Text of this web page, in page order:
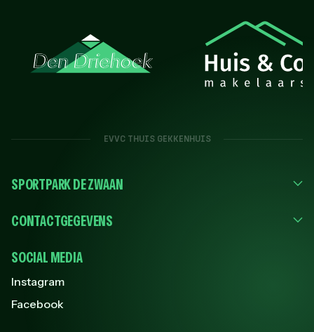
EVVC THUIS GEKKENHUIS
SPORTPARK DE ZWAAN
CONTACTGEGEVENS
SOCIAL MEDIA
Instagram
Facebook